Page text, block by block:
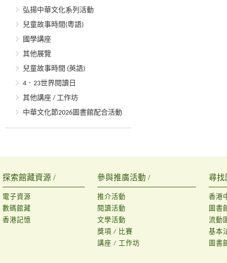
弘揚中華文化系列活動
兒童故事時間(粵語)
國學講座
其他展覽
兒童故事時間 (英語)
4．23世界閱讀日
其他講座 / 工作坊
中華文化節2026圖書館配合活動
探索館藏資源 /
電子資源
數碼館藏
香港記憶
參與推廣活動 /
推介活動
閱讀活動
文學活動
獎項 / 比賽
講座 / 工作坊
尋找
香港
圖書
流動
基本
圖書